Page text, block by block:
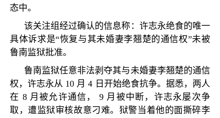
态中。
该关注组经过确认的信息称：许志永绝食的唯一
具体诉求是“恢复与其未婚妻李翘楚的通信权”未被
鲁南监狱批准。
鲁南监狱任意非法剥夺其与未婚妻李翘楚的通信
权，许志永从 10 月 4 日开始绝食抗争。据悉，两人
在 8 月被允许通信， 9 月被中断，许志永屡次争
取，遭监狱审核故意刁难。狱警当着他的面撕碎李